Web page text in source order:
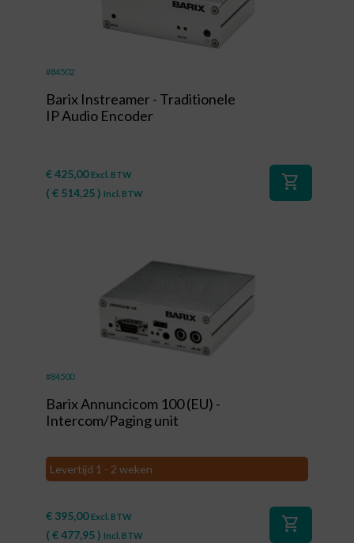
#84502
Barix Instreamer - Traditionele
IP Audio Encoder
€425,00 Excl. BTW
( € 514,25) Incl. BTW
shopping_cart
#84500
Barix Annuncicom 100 (EU) -
Intercom/Paging unit
Levertijd 1 - 2 weken
€ 395,00 Excl. BTW
( €477,95) Incl. BTW
shopping_cart